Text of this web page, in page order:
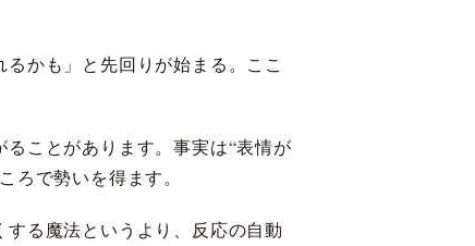
かも」と先回りが始まる。ここ
ことがあります。事実は“表情が
ろで勢いを得ます。
る魔法というより、反応の自動